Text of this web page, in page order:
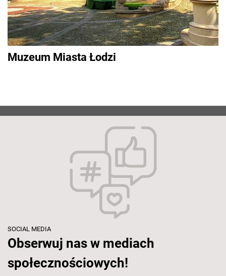
Muzeum Miasta Łodzi
SOCIAL MEDIA
Obserwuj nas w mediach
społecznościowych!